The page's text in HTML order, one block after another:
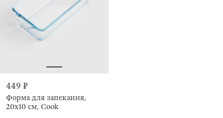
449 ₽
Форма для запекания,
20х10 см, Cook